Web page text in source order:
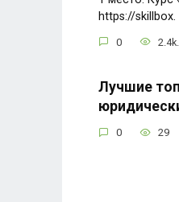
https://skillbox.
0 2.4k.
Лучшие
0 29